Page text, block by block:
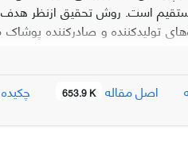
است. روش تحقیق ازنظر
می‌باشد. یافته‌های این پژوهش
مستقیم و معناداری بر توسعه
نقش میانجی صادرات غیرمستقیم بر
اصل مقاله 653.9 K